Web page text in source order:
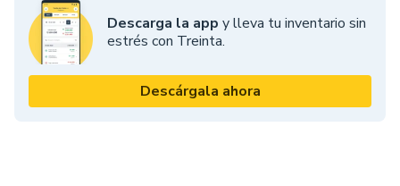
Descarga la app y lleva tu inventario sin
estrés con Treinta.
Descárgala ahora